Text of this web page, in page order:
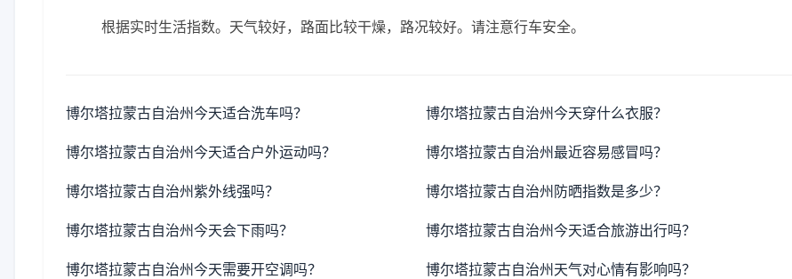
根据实时生活指数。天气较好，路面比较干燥，路况较好。请注意行车安全。
博尔塔拉蒙古自治州今天适合洗车吗？ 博尔塔拉蒙古自治州今天穿什么衣服？
博尔塔拉蒙古自治州今天适合户外运动吗？ 博尔塔拉蒙古自治州最近容易感冒吗？
博尔塔拉蒙古自治州紫外线强吗？ 博尔塔拉蒙古自治州防晒指数是多少？
博尔塔拉蒙古自治州今天会下雨吗？ 博尔塔拉蒙古自治州今天适合旅游出行吗？
博尔塔拉蒙古自治州今天需要开空调吗？ 博尔塔拉蒙古自治州天气对心情有影响吗？